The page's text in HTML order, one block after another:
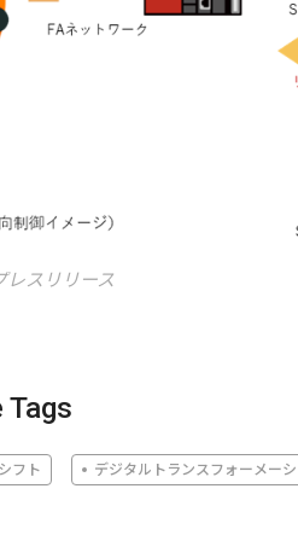
レスリリース
フト デジタルトランスフォーメー